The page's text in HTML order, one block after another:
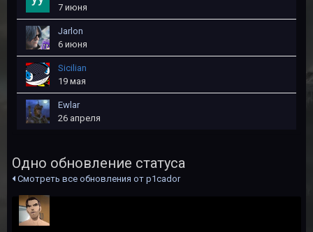
7 июня
Jarlon
6 июня
Sicilian
19 мая
Ewlar
26 апреля
Одно обновление статуса
Смотреть все обновления от p1cador